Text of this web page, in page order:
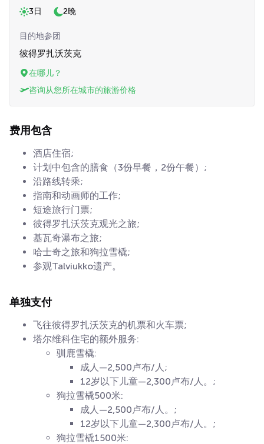
3日
2晚
目的地参团
彼得罗扎沃茨克
在哪儿？
咨询从您所在城市的旅游价格
费用包含
酒店住宿;
计划中包含的膳食（3份早餐，2份午餐）;
沿路线转乘;
指南和动画师的工作;
短途旅行门票;
彼得罗扎沃茨克观光之旅;
基瓦奇瀑布之旅;
哈士奇之旅和狗拉雪橇;
参观Talviukko遗产。
单独支付
飞往彼得罗扎沃茨克的机票和火车票;
塔尔维科住宅的额外服务:
驯鹿雪橇:
成人—2,500卢布/人;
12岁以下儿童—2,300卢布/人。;
狗拉雪橇500米:
成人—2,500卢布/人。;
12岁以下儿童—2,300卢布/人。;
狗拉雪橇1500米: